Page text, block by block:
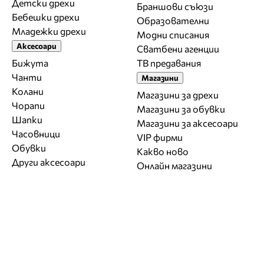
Детски дрехи
Бебешки дрехи
Младежки дрехи
Аксесоари
Бижута
Чанти
Колани
Чорапи
Шапки
Часовници
Обувки
Други аксесоари
Браншови съюзи
Образователни
Модни списания
Сватбени агенции
ТВ предавания
Магазини
Магазини за дрехи
Магазини за обувки
Магазини за aксесоари
VIP фирми
Какво ново
Онлайн магазини